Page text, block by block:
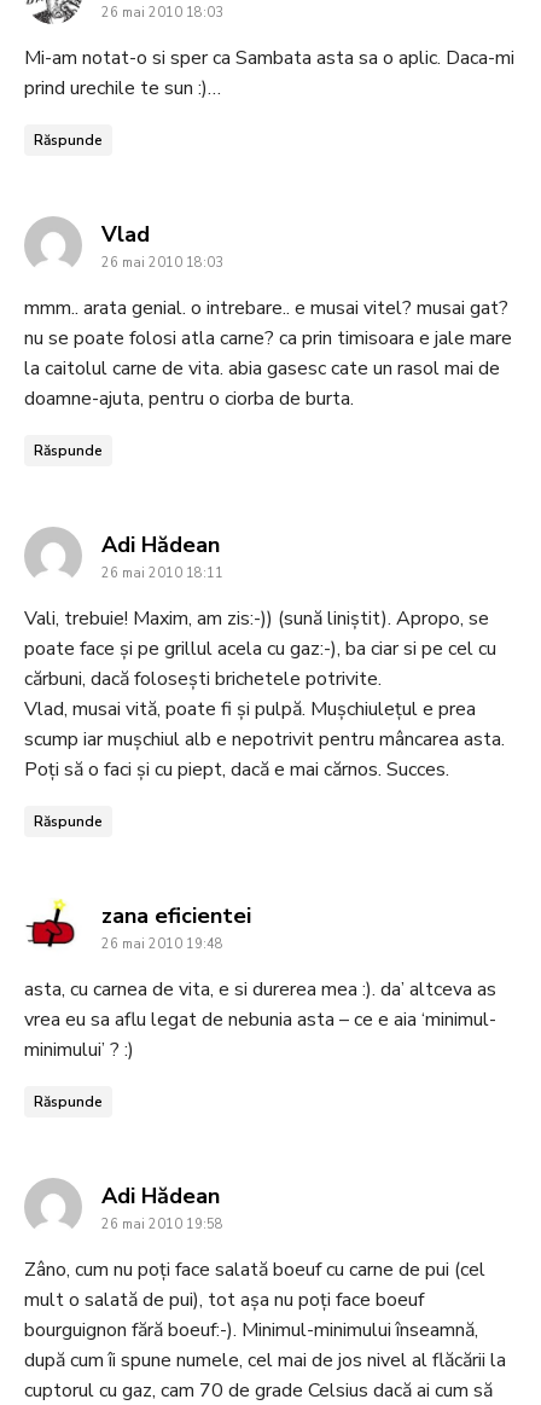
26 mai 2010 18:03
Mi-am notat-o si sper ca Sambata asta sa o aplic. Daca-mi
prind urechile te sun :)…
Răspunde
Vlad
26 mai 2010 18:03
mmm.. arata genial. o intrebare.. e musai vitel? musai gat?
nu se poate folosi atla carne? ca prin timisoara e jale mare
la caitolul carne de vita. abia gasesc cate un rasol mai de
doamne-ajuta, pentru o ciorba de burta.
Răspunde
Adi Hădeansays:
26 mai 2010 18:11
Vali, trebuie! Maxim, am zis:-)) (sună liniștit). Apropo, se
poate face și pe grillul acela cu gaz:-), ba ciar si pe cel cu
cărbuni, dacă folosești brichetele potrivite.
Vlad, musai vită, poate fi și pulpă. Mușchiulețul e prea
scump iar mușchiul alb e nepotrivit pentru mâncarea asta.
Poți să o faci și cu piept, dacă e mai cărnos. Succes.
Răspunde
zana eficienteisays:
26 mai 2010 19:48
asta, cu carnea de vita, e si durerea mea :). da’ altceva as
vrea eu sa aflu legat de nebunia asta – ce e aia ‘minimul-
minimului’ ? :)
Răspunde
Adi Hădeansays:
26 mai 2010 19:58
Zâno, cum nu poți face salată boeuf cu carne de pui (cel
mult o salată de pui), tot așa nu poți face boeuf
bourguignon fără boeuf:-). Minimul-minimului înseamnă,
după cum îi spune numele, cel mai de jos nivel al flăcării la
cuptorul cu gaz, cam 70 de grade Celsius dacă ai cum să